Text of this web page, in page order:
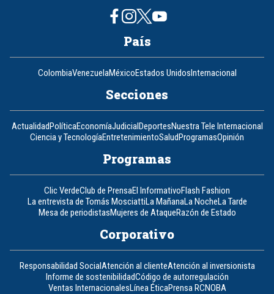
País
ColombiaVenezuelaMéxicoEstados UnidosInternacional
Secciones
ActualidadPolíticaEconomíaJudicialDeportesNuestra Tele Internacional
Ciencia y TecnologíaEntretenimientoSaludProgramasOpinión
Programas
Clic VerdeClub de PrensaEl InformativoFlash Fashion
La entrevista de Tomás MosciattiLa MañanaLa NocheLa Tarde
Mesa de periodistasMujeres de AtaqueRazón de Estado
Corporativo
Responsabilidad SocialAtención al clienteAtención al inversionista
Informe de sostenibilidadCódigo de autorregulación
Ventas InternacionalesLínea ÉticaPrensa RCNOBA